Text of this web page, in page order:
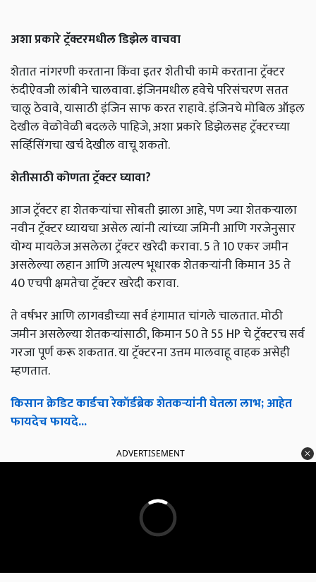
अशा प्रकारे ट्रॅक्टरमधील डिझेल वाचवा
शेतात नांगरणी करताना किंवा इतर शेतीची कामे करताना ट्रॅक्टर
रुंदीऐवजी लांबीने चालवावा. इंजिनमधील हवेचे परिसंचरण सतत
चालू ठेवावे, यासाठी इंजिन साफ ​​करत राहावे. इंजिनचे मोबिल ऑइल
देखील वेळोवेळी बदलले पाहिजे, अशा प्रकारे डिझेलसह ट्रॅक्टरच्या
सर्व्हिसिंगचा खर्च देखील वाचू शकतो.
शेतीसाठी कोणता ट्रॅक्टर घ्यावा?
आज ट्रॅक्टर हा शेतकर्‍यांचा सोबती झाला आहे, पण ज्या शेतकर्‍याला
नवीन ट्रॅक्टर घ्यायचा असेल त्यांनी त्यांच्या जमिनी आणि गरजेनुसार
योग्य मायलेज असलेला ट्रॅक्टर खरेदी करावा. 5 ते 10 एकर जमीन
असलेल्या लहान आणि अत्यल्प भूधारक शेतकऱ्यांनी किमान 35 ते
40 एचपी क्षमतेचा ट्रॅक्टर खरेदी करावा.
ते वर्षभर आणि लागवडीच्या सर्व हंगामात चांगले चालतात. मोठी
जमीन असलेल्या शेतकर्‍यांसाठी, किमान 50 ते 55 HP चे ट्रॅक्टरच सर्व
गरजा पूर्ण करू शकतात. या ट्रॅक्टरना उत्तम मालवाहू वाहक असेही
म्हणतात.
किसान क्रेडिट कार्डचा रेकॉर्डब्रेक शेतकऱ्यांनी घेतला लाभ; आहेत
फायदेच फायदे...
ADVERTISEMENT